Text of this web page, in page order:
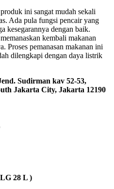
ini sangat mudah sekali
Ada pula fungsi pencair yang
kesegarannya dengan baik.
kembali makanan
Proses pemanasan makanan ini
dilengkapi dengan daya listrik
Sudirman kav 52-53,
Jakarta City, Jakarta 12190
28 L )